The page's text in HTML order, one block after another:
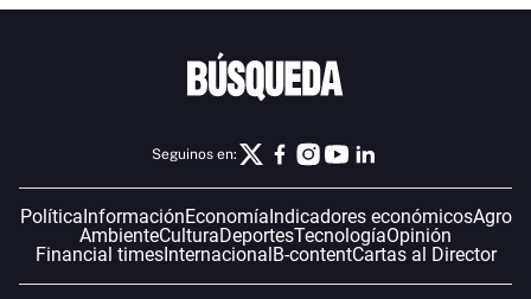
Seguinos en:
PolíticaInformaciónEconomíaIndicadores económicosAgro
AmbienteCulturaDeportesTecnologíaOpinión
Financial timesInternacionalB-contentCartas al Director